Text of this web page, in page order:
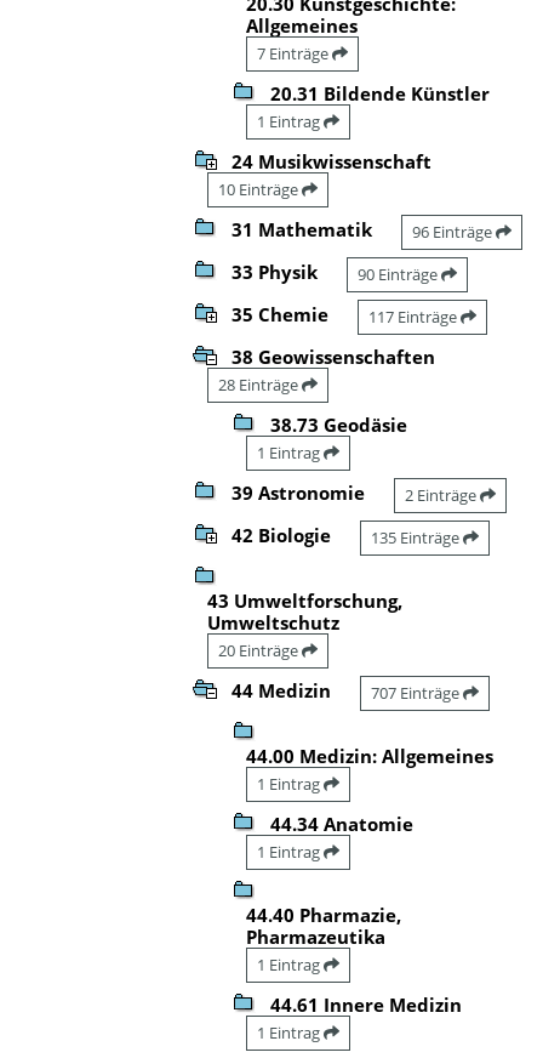
Allgemeines
7 Einträge
20.31 Bildende Künstler
1 Eintrag
24 Musikwissenschaft
10 Einträge
31 Mathematik 96 Einträge
33 Physik 90 Einträge
35 Chemie 117 Einträge
38 Geowissenschaften
28 Einträge
38.73 Geodäsie
1 Eintrag
39 Astronomie 2 Einträge
42 Biologie 135 Einträge
43 Umweltforschung,
Umweltschutz
20 Einträge
44 Medizin 707 Einträge
44.00 Medizin: Allgemeines
1 Eintrag
44.34 Anatomie
1 Eintrag
44.40 Pharmazie,
Pharmazeutika
1 Eintrag
44.61 Innere Medizin
1 Eintrag